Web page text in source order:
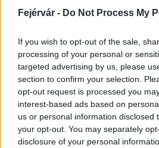
Fejérvár - Do Not Process My
If you wish to opt-out of the sale,
processing of your personal or
targeted advertising by us, please
section to confirm your selection.
opt-out request is processed you
interest-based ads based on
us or personal information disclosed
your opt-out. You may separately
disclosure of your personal
iskoláját
AJÁNLJUK MÉG